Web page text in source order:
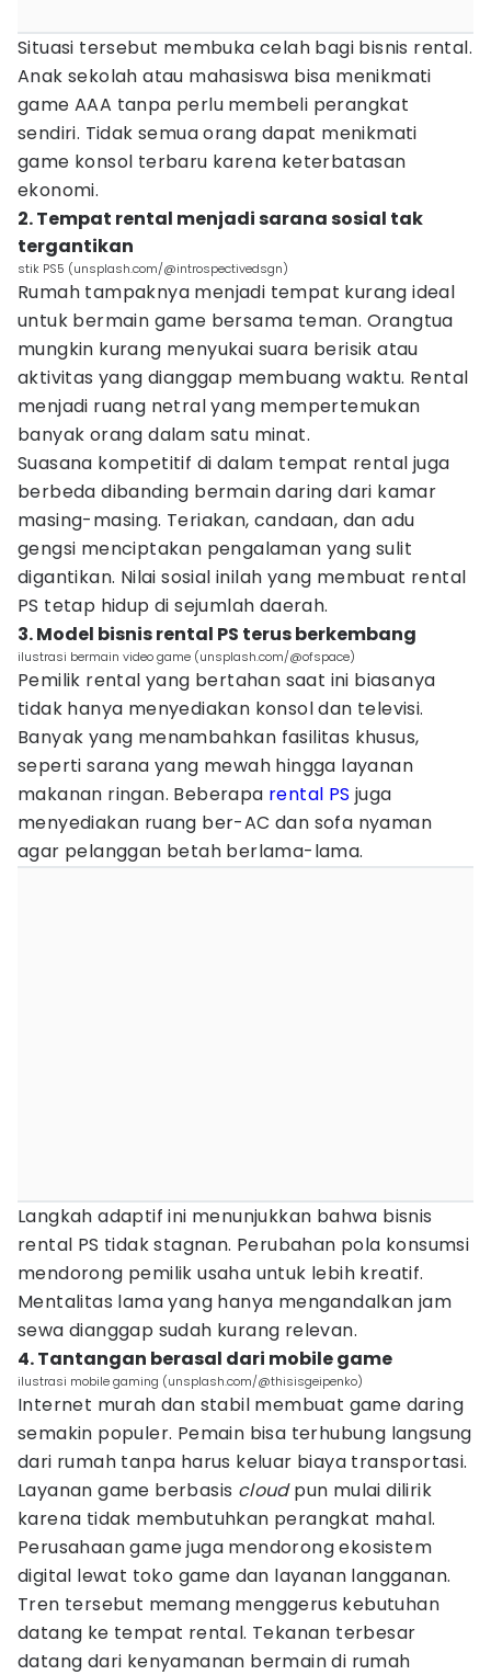
Situasi tersebut membuka celah bagi bisnis rental.
Anak sekolah atau mahasiswa bisa menikmati
game AAA tanpa perlu membeli perangkat
sendiri. Tidak semua orang dapat menikmati
game konsol terbaru karena keterbatasan
ekonomi.
2. Tempat rental menjadi sarana sosial tak
tergantikan
stik PS5 (unsplash.com/@introspectivedsgn)
Rumah tampaknya menjadi tempat kurang ideal
untuk bermain game bersama teman. Orangtua
mungkin kurang menyukai suara berisik atau
aktivitas yang dianggap membuang waktu. Rental
menjadi ruang netral yang mempertemukan
banyak orang dalam satu minat.
Suasana kompetitif di dalam tempat rental juga
berbeda dibanding bermain daring dari kamar
masing-masing. Teriakan, candaan, dan adu
gengsi menciptakan pengalaman yang sulit
digantikan. Nilai sosial inilah yang membuat rental
PS tetap hidup di sejumlah daerah.
3. Model bisnis rental PS terus berkembang
ilustrasi bermain video game (unsplash.com/@ofspace)
Pemilik rental yang bertahan saat ini biasanya
tidak hanya menyediakan konsol dan televisi.
Banyak yang menambahkan fasilitas khusus,
seperti sarana yang mewah hingga layanan
makanan ringan. Beberapa rental PS juga
menyediakan ruang ber-AC dan sofa nyaman
agar pelanggan betah berlama-lama.
Langkah adaptif ini menunjukkan bahwa bisnis
rental PS tidak stagnan. Perubahan pola konsumsi
mendorong pemilik usaha untuk lebih kreatif.
Mentalitas lama yang hanya mengandalkan jam
sewa dianggap sudah kurang relevan.
4. Tantangan berasal dari mobile game
ilustrasi mobile gaming (unsplash.com/@thisisgeipenko)
Internet murah dan stabil membuat game daring
semakin populer. Pemain bisa terhubung langsung
dari rumah tanpa harus keluar biaya transportasi.
Layanan game berbasis cloudpun mulai dilirik
karena tidak membutuhkan perangkat mahal.
Perusahaan game juga mendorong ekosistem
digital lewat toko game dan layanan langganan.
Tren tersebut memang menggerus kebutuhan
datang ke tempat rental. Tekanan terbesar
datang dari kenyamanan bermain di rumah